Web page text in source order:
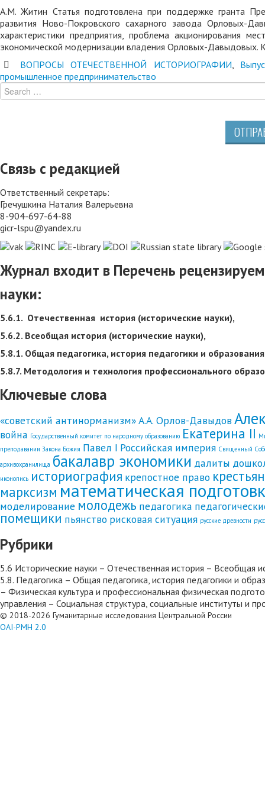
А.М. Житин Статья подготовлена при поддержке гранта
развития Ново-Покровского сахарного завода Орловых-
характеристики предприятия, проблема акционирования
экономической модернизации владения Орловых-Давыдовых.
ВОПРОСЫ ОТЕЧЕСТВЕННОЙ ИСТОРИОГРАФИИ,
промышленное предпринимательство
Связь с редакцией
Ответственный секретарь:
Гречушкина Наталия Валерьевна
8-904-697-64-88
gicr-lspu@yandex.ru
Журнал входит в Перечень
науки:
5.6.1. Отечественная история (исторические науки),
5.6.2. Всеобщая история (исторические науки),
5.8.1. Общая педагогика, история педагогики и
5.8.7. Методология и технология профессионального
Ключевые слова
«советский антинорманизм»А.А. Орлов-Давыдов
война Государственный комитет по народному образованию Екатерина II
преподавании Закона Божия Павел I Российская империя Священный
архивохранилища бакалавр экономики далиты
иконопись историография крепостное право
марксизм математическая
моделирование молодежь педагогика
помещики пьянство рисковая ситуация русские древности
Рубрики
5.6 Исторические науки – Отечественная история –
5.8. Педагогика – Общая педагогика, история педагогики и
– Физическая культура и профессиональная физическая
управления – Социальная структура, социальные институты и
© 2018-2026 Гуманитарные исследования Центральной России
OAI-PMH 2.0